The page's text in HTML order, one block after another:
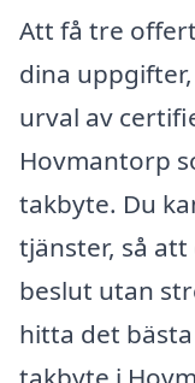
Att få tre
dina
urval av
Hovmantorp
takbyte. Du
tjänster, så
beslut utan
hitta det